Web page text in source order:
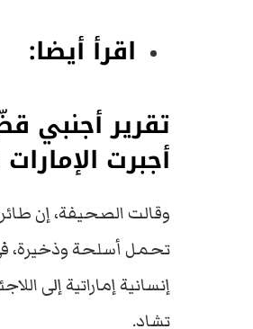
اقرأ أيضا:
تقرير أجنبي
أجبرت
وقالت الصحيفة، إن
تحمل أسلحة وذخيرة،
إنسانية إماراتية إلى
تشاد.